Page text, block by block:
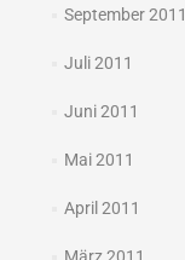
September 2011
Juli 2011
Juni 2011
Mai 2011
April 2011